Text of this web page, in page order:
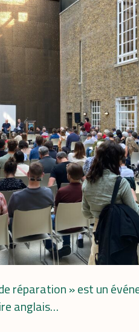
réparation » est un
anglais…